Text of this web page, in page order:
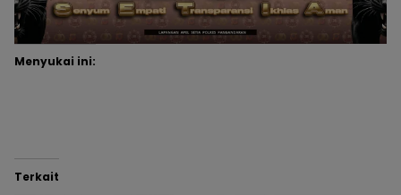
Menyukai ini:
Terkait